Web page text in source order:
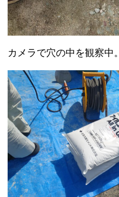
カメラで穴の中を観察中。